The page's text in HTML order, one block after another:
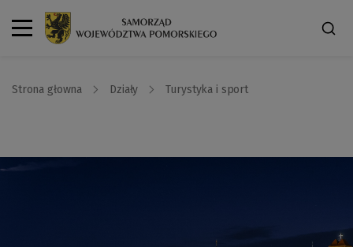
Strona głowna Działy Turystyka i sport